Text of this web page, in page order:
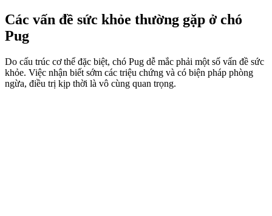
Các vấn đề sức khỏe thường gặp ở chó
Pug
Do cấu trúc cơ thể đặc biệt, chó Pug dễ mắc phải một số vấn đề sức
khỏe. Việc nhận biết sớm các triệu chứng và có biện pháp phòng
ngừa, điều trị kịp thời là vô cùng quan trọng.